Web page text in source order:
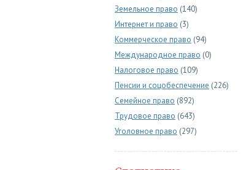
Земельное право (140)
Интернет и право (3)
Коммерческое право (94)
Международное право (0)
Налоговое право (109)
Пенсии и соцобеспечение (226)
Семейное право (892)
Трудовое право (643)
Уголовное право (297)